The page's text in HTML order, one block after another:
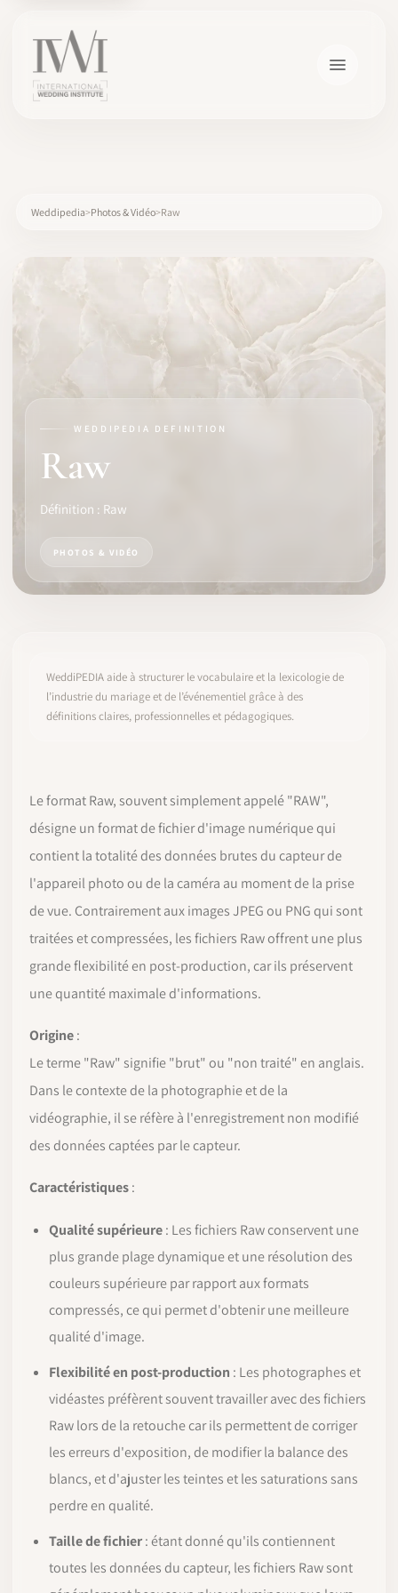
LOGICIEL
IDENTITÉ PRO
COMMENCER
Weddipedia Photos & Vidéo Raw
WEDDIPEDIA DEFINITION
Raw
Définition : Raw
PHOTOS & VIDÉO
WeddiPEDIA aide à structurer le vocabulaire et la lexicologie de
l’industrie du mariage et de l’événementiel grâce à des
définitions claires, professionnelles et pédagogiques.
Le format Raw, souvent simplement appelé "RAW",
désigne un format de fichier d'image numérique qui
contient la totalité des données brutes du capteur de
l'appareil photo ou de la caméra au moment de la prise
de vue. Contrairement aux images JPEG ou PNG qui sont
traitées et compressées, les fichiers Raw offrent une plus
grande flexibilité en post-production, car ils préservent
une quantité maximale d'informations.
Origine:
Le terme "Raw" signifie "brut" ou "non traité" en anglais.
Dans le contexte de la photographie et de la
vidéographie, il se réfère à l'enregistrement non modifié
des données captées par le capteur.
Caractéristiques:
Qualité supérieure: Les fichiers Raw conservent une
plus grande plage dynamique et une résolution des
couleurs supérieure par rapport aux formats
compressés, ce qui permet d'obtenir une meilleure
qualité d'image.
Flexibilité en post-production : Les photographes et
vidéastes préfèrent souvent travailler avec des fichiers
Raw lors de la retouche car ils permettent de corriger
les erreurs d'exposition, de modifier la balance des
blancs, et d'ajuster les teintes et les saturations sans
perdre en qualité.
Taille de fichier: étant donné qu'ils contiennent
toutes les données du capteur, les fichiers Raw sont